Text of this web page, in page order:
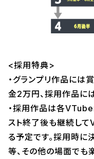
<採用特典>
・グランプリ作品には
金2万円、採用作品に
・採用作品は各
スト終了後も継続し
る予定です。採用時
等、その他の場面でも